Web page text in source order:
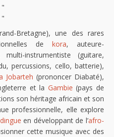
"
"
Bretagne), une des rares
de kora, auteure-
instrumentiste (guitare,
percussions, cello, batterie),
Jobarteh (prononcer Diabaté),
et la Gambie (pays de
son héritage africain et son
professionnelle, elle explore
en développant de l’afro-
cette musique avec des